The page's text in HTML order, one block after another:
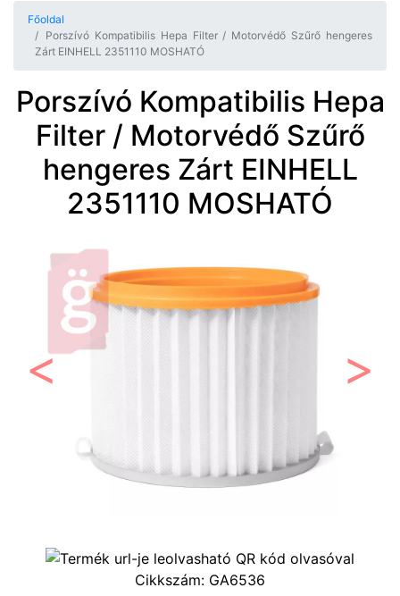
Főoldal
Porszívó Kompatibilis Hepa Filter / Motorvédő Szűrő hengeres
Zárt EINHELL 2351110 MOSHATÓ
Porszívó Kompatibilis Hepa
Filter / Motorvédő Szűrő
hengeres Zárt EINHELL
2351110 MOSHATÓ
Előző
Cikkszám: GA6536